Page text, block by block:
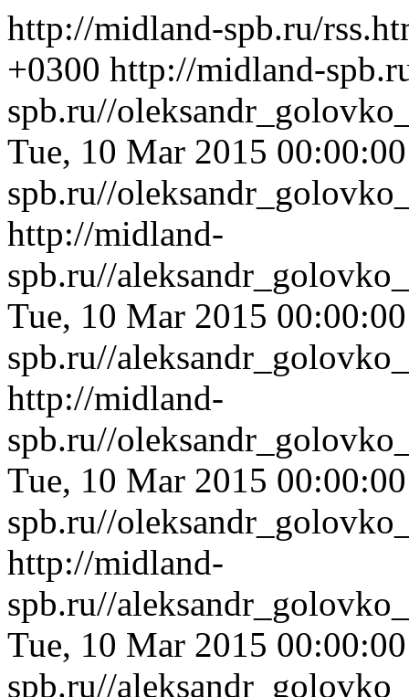
http://midland-spb.ru/
+0300 http://midland-
spb.ru//
Tue, 10 Mar 2015
spb.ru//
http://midland-
spb.ru//
Tue, 10 Mar 2015
spb.ru//
http://midland-
spb.ru//
Tue, 10 Mar 2015
spb.ru//
http://midland-
spb.ru//
Tue, 10 Mar 2015
spb.ru//